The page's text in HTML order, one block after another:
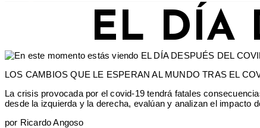
EL DÍA
LOS CAMBIOS QUE LE ESPERAN AL MUNDO TRAS EL
La crisis provocada por el covid-19 tendrá fatales
desde la izquierda y la derecha, evalúan y analizan el impacto
por Ricardo Angoso